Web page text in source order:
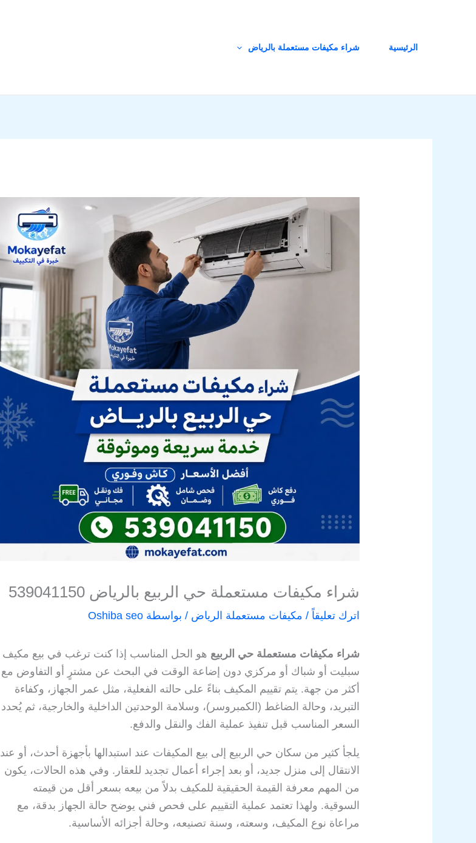
الرئيسية شراء مكيفات مستعملة بالرياض
شراء مكيفات مستعملة حي الربيع بالرياض 539041150
اترك تعليقاً / مكيفات مستعملة الرياض / بواسطة Oshiba seo
شراء مكيفات مستعملة حي الربيع هو الحل المناسب إذا كنت ترغب في بيع مكيف
سبليت أو شباك أو مركزي دون إضاعة الوقت في البحث عن مشترٍ أو التفاوض مع
أكثر من جهة. يتم تقييم المكيف بناءً على حالته الفعلية، مثل عمر الجهاز، وكفاءة
التبريد، وحالة الضاغط (الكمبروسر)، وسلامة الوحدتين الداخلية والخارجية، ثم يُحدد
السعر المناسب قبل تنفيذ عملية الفك والنقل والدفع.
يلجأ كثير من سكان حي الربيع إلى بيع المكيفات عند استبدالها بأجهزة أحدث، أو عند
الانتقال إلى منزل جديد، أو بعد إجراء أعمال تجديد للعقار. وفي هذه الحالات، يكون
من المهم معرفة القيمة الحقيقية للمكيف بدلاً من بيعه بسعر أقل من قيمته
السوقية. ولهذا تعتمد عملية التقييم على فحص فني يوضح حالة الجهاز بدقة، مع
مراعاة نوع المكيف، وسعته، وسنة تصنيعه، وحالة أجزائه الأساسية.